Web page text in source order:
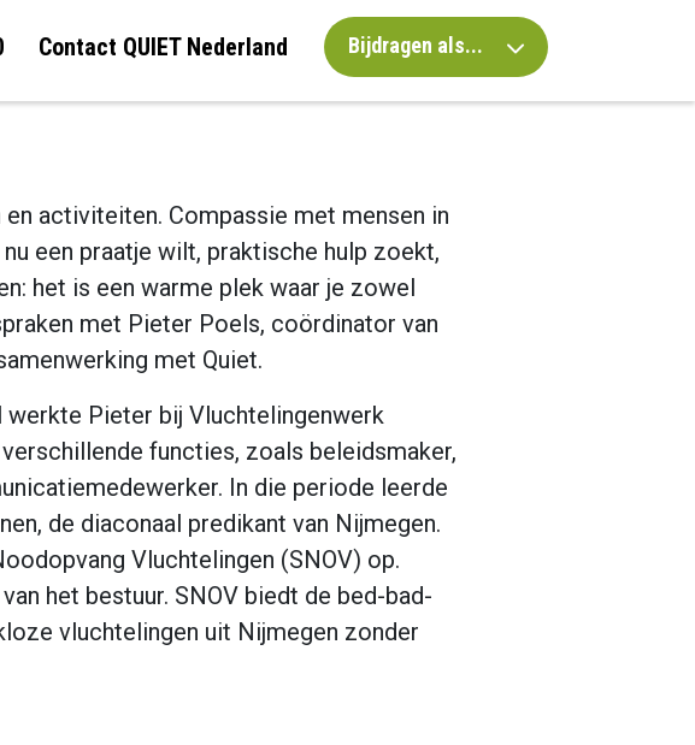
Contact QUIET Nederland Bijdragen als...
activiteiten. Compassie met mensen in
een praatje wilt, praktische hulp zoekt,
het is een warme plek waar je zowel
met Pieter Poels, coördinator van
met Quiet.
Pieter bij Vluchtelingenwerk
functies, zoals beleidsmaker,
In die periode leerde
de diaconaal predikant van Nijmegen.
Vluchtelingen (SNOV) op.
het bestuur. SNOV biedt de bed-bad-
vluchtelingen uit Nijmegen zonder